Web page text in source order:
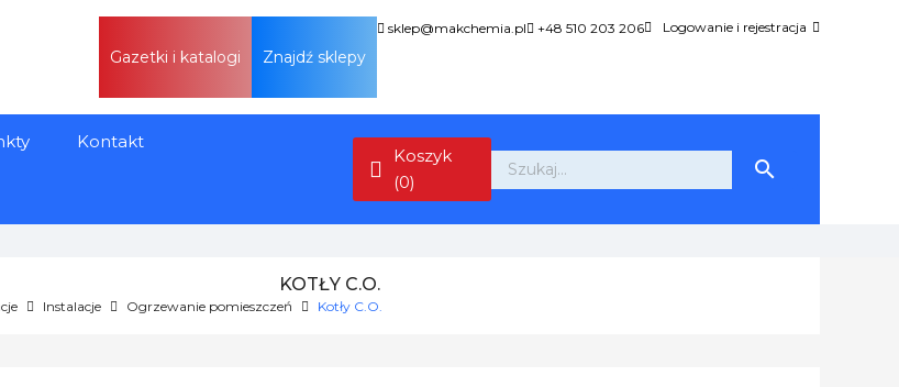
Gazetki i katalogi Znajdź sklepy
sklep@makchemia.pl +48 510 203 206 Logowanie i rejestracja
Kontakt
Koszyk
(0)

KOTŁY C.O.
Instalacje Ogrzewanie pomieszczeń Kotły C.O.